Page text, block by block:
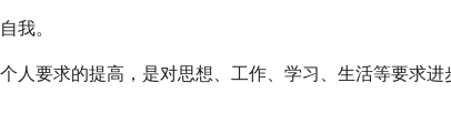
我。
要求的提高，是对思想、工作、学习、生活等要求进